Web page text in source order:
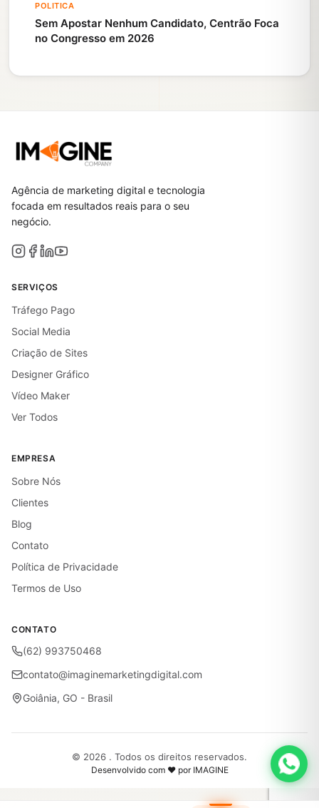
POLITICA
Sem Apostar Nenhum Candidato, Centrão Foca
no Congresso em 2026
Agência de marketing digital e tecnologia
focada em resultados reais para o seu
negócio.
SERVIÇOS
Tráfego Pago
Social Media
Criação de Sites
Designer Gráfico
Vídeo Maker
Ver Todos
EMPRESA
Sobre Nós
Clientes
Blog
Contato
Política de Privacidade
Termos de Uso
CONTATO
(62) 993750468
contato@imaginemarketingdigital.com
Goiânia, GO - Brasil
© 2026 . Todos os direitos reservados.
Desenvolvido com ♥ por IMAGINE